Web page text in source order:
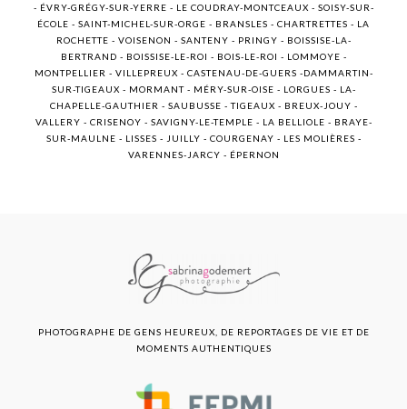
- ÉVRY-GRÉGY-SUR-YERRE - LE COUDRAY-MONTCEAUX - SOISY-SUR-
ÉCOLE - SAINT-MICHEL-SUR-ORGE - BRANSLES - CHARTRETTES - LA
ROCHETTE - VOISENON - SANTENY - PRINGY - BOISSISE-LA-
BERTRAND - BOISSISE-LE-ROI - BOIS-LE-ROI - LOMMOYE -
MONTPELLIER - VILLEPREUX - CASTENAU-DE-GUERS -DAMMARTIN-
SUR-TIGEAUX - MORMANT - MÉRY-SUR-OISE - LORGUES - LA-
CHAPELLE-GAUTHIER - SAUBUSSE - TIGEAUX - BREUX-JOUY -
VALLERY - CRISENOY - SAVIGNY-LE-TEMPLE - LA BELLIOLE - BRAYE-
SUR-MAULNE - LISSES - JUILLY - COURGENAY - LES MOLIÈRES -
VARENNES-JARCY - ÉPERNON
PHOTOGRAPHE DE GENS HEUREUX, DE REPORTAGES DE VIE ET DE
MOMENTS AUTHENTIQUES